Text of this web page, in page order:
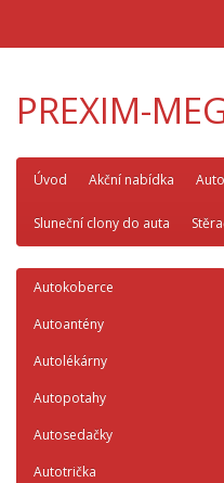
PREXIM-
Úvod Akční nabídka
Sluneční clony do auta
Autokoberce
Autoantény
Autolékárny
Autopotahy
Autosedačky
Autotrička